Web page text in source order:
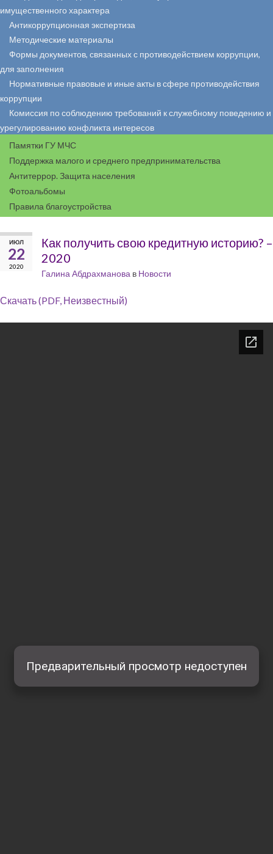
имущественного характера
Антикоррупционная экспертиза
Методические материалы
Формы документов, связанных с противодействием коррупции,
для заполнения
Нормативные правовые и иные акты в сфере противодействия
коррупции
Комиссия по соблюдению требований к служебному поведению и
урегулированию конфликта интересов
Памятки ГУ МЧС
Поддержка малого и среднего предпринимательства
Антитеррор. Защита населения
Фотоальбомы
Правила благоустройства
ИЮЛ
22
2020
Как получить свою кредитную историю? –
2020
Галина Абдрахманова в Новости
Скачать (PDF, Неизвестный)